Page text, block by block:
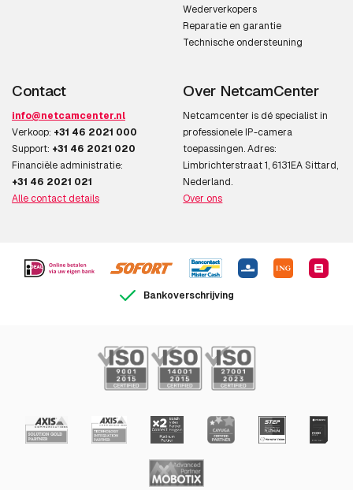
Wederverkopers
Reparatie en garantie
Technische ondersteuning
Contact
info@netcamcenter.nl
Verkoop: +31 46 2021 000
Support: +31 46 2021 020
Financiële administratie:
+31 46 2021 021
Alle contact details
Over NetcamCenter
Netcamcenter is dé specialist in
professionele IP-camera
toepassingen. Adres:
Limbrichterstraat 1, 6131EA Sittard,
Nederland.
Over ons
Bankoverschrijving